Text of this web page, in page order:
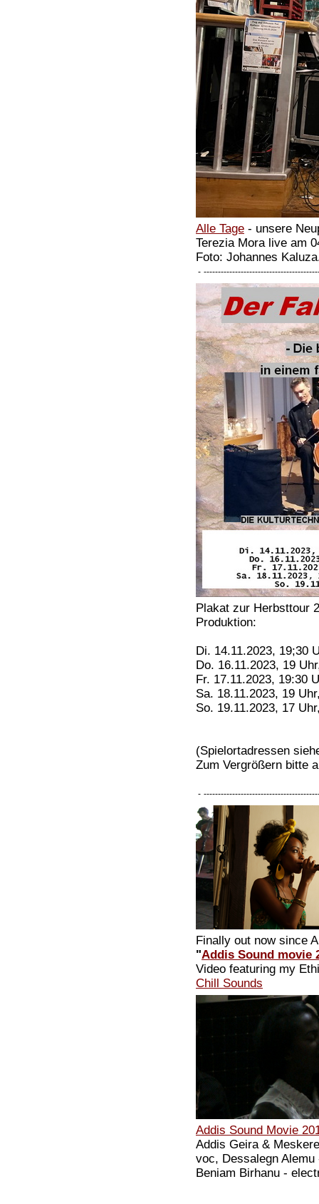
Alle Tage - unsere
Terezia Mora live am
Foto: Johannes
-
Plakat zur Herbsttour
Produktion:
Di. 14.11.2023, 19;30
Do. 16.11.2023, 19
Fr. 17.11.2023, 19:30
Sa. 18.11.2023, 19
So. 19.11.2023, 17
(Spielortadressen
Zum Vergrößern bitte
-
Finally out now since
"Addis Sound movie
Video featuring my
Chill Sounds
Addis Sound Movie
Addis Geira &
voc, Dessalegn
Beniam Birhanu -